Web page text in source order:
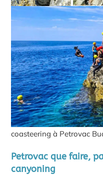
coasteering à Petrovac
Petrovac que faire,
canyoning